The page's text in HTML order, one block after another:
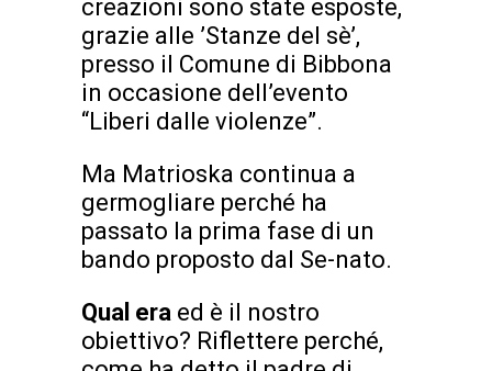
creazioni sono state esposte,
grazie alle ’Stanze del sè’,
presso il Comune di Bibbona
in occasione dell’evento
“Liberi dalle violenze”.
Ma Matrioska continua a
germogliare perché ha
passato la prima fase di un
bando proposto dal Se-nato.
Qual era ed è il nostro
obiettivo? Riflettere perché,